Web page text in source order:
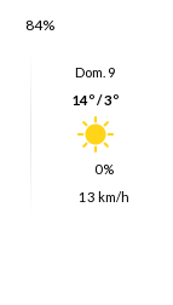
84%
Dom. 9
14º / 3º
0%
13 km/h